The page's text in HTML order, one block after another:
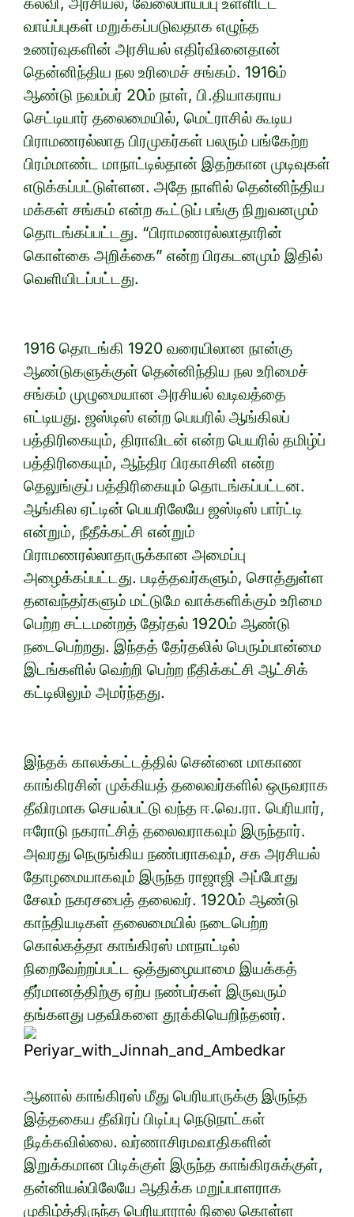
வாய்ப்புகள் மறுக்கப்படுவதாக எழுந்த
உணர்வுகளின் அரசியல் எதிர்வினைதான்
தென்னிந்திய நல உரிமைச் சங்கம். 1916ம்
ஆண்டு நவம்பர் 20ம் நாள், பி.தியாகராய
செட்டியார் தலைமையில், மெட்ராசில் கூடிய
பிராமணரல்லாத பிரமுகர்கள் பலரும் பங்கேற்ற
பிரம்மாண்ட மாநாட்டில்தான் இதற்கான முடிவுகள்
எடுக்கப்பட்டுள்ளன. அதே நாளில் தென்னிந்திய
மக்கள் சங்கம் என்ற கூட்டுப் பங்கு நிறுவனமும்
தொடங்கப்பட்டது. “பிராமணரல்லாதாரின்
கொள்கை அறிக்கை” என்ற பிரகடனமும் இதில்
வெளியிடப்பட்டது.
1916 தொடங்கி 1920 வரையிலான நான்கு
ஆண்டுகளுக்குள் தென்னிந்திய நல உரிமைச்
சங்கம் முழுமையான அரசியல் வடிவத்தை
எட்டியது. ஜஸ்டிஸ் என்ற பெயரில் ஆங்கிலப்
பத்திரிகையும், திராவிடன் என்ற பெயரில் தமிழ்ப்
பத்திரிகையும், ஆந்திர பிரகாசினி என்ற
தெலுங்குப் பத்திரிகையும் தொடங்கப்பட்டன.
ஆங்கில ஏட்டின் பெயரிலேயே ஜஸ்டிஸ் பார்ட்டி
என்றும், நீதீக்கட்சி என்றும்
பிராமணரல்லாதாருக்கான அமைப்பு
அழைக்கப்பட்டது. படித்தவர்களும், சொத்துள்ள
தனவந்தர்களும் மட்டுமே வாக்களிக்கும் உரிமை
பெற்ற சட்டமன்றத் தேர்தல் 1920ம் ஆண்டு
நடைபெற்றது. இந்தத் தேர்தலில் பெரும்பான்மை
இடங்களில் வெற்றி பெற்ற நீதிக்கட்சி ஆட்சிக்
கட்டிலிலும் அமர்ந்தது.
இந்தக் காலக்கட்டத்தில் சென்னை மாகாண
காங்கிரசின் முக்கியத் தலைவர்களில் ஒருவராக
தீவிரமாக செயல்பட்டு வந்த ஈ.வெ.ரா. பெரியார்,
ஈரோடு நகராட்சித் தலைவராகவும் இருந்தார்.
அவரது நெருங்கிய நண்பராகவும், சக அரசியல்
தோழமையாகவும் இருந்த ராஜாஜி அப்போது
சேலம் நகரசபைத் தலைவர். 1920ம் ஆண்டு
காந்தியடிகள் தலைமையில் நடைபெற்ற
கொல்கத்தா காங்கிரஸ் மாநாட்டில்
நிறைவேற்றப்பட்ட ஒத்துழையாமை இயக்கத்
தீர்மானத்திற்கு ஏற்ப நண்பர்கள் இருவரும்
தங்களது பதவிகளை தூக்கியெறிந்தனர்.
ஆனால் காங்கிரஸ் மீது பெரியாருக்கு இருந்த
இத்தகைய தீவிரப் பிடிப்பு நெடுநாட்கள்
நீடிக்கவில்லை. வர்ணாசிரமவாதிகளின்
இறுக்கமான பிடிக்குள் இருந்த காங்கிரசுக்குள்,
தன்னியல்பிலேயே ஆதிக்க மறுப்பாளராக
முகிழ்த்திருந்த பெரியாரால் நிலை கொள்ள